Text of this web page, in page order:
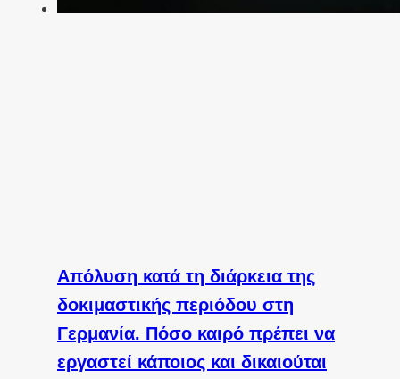
Απόλυση κατά τη διάρκεια της
δοκιμαστικής περιόδου στη
Γερμανία. Πόσο καιρό πρέπει να
εργαστεί κάποιος και δικαιούται